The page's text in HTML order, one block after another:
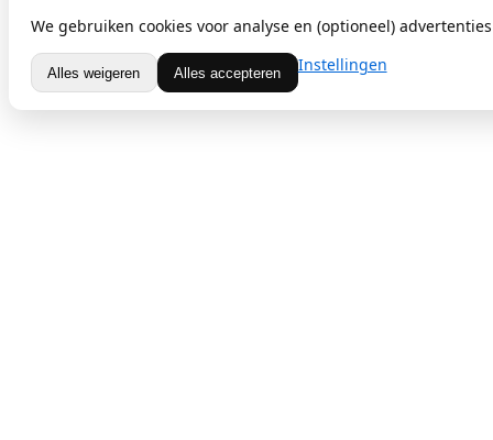
We gebruiken cookies voor analyse en (optioneel)
Alles weigeren Alles accepteren Instellingen